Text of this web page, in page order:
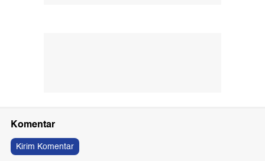
Komentar
Kirim Komentar